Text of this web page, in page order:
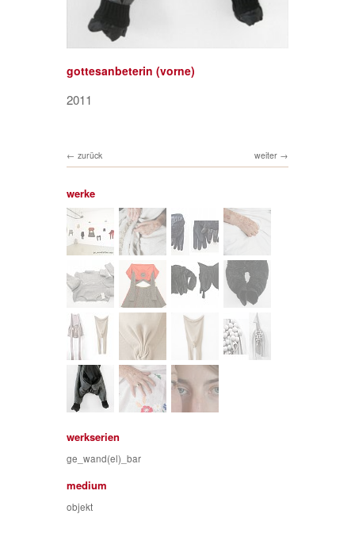
gottesanbeterin (vorne)
2011
weiter
zurück
werke
werkserien
ge_wand(el)_bar
medium
objekt